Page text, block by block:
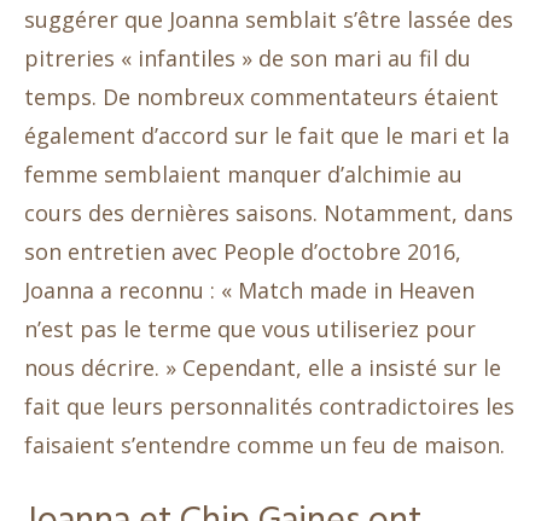
suggérer que Joanna semblait s’être lassée des
pitreries « infantiles » de son mari au fil du
temps. De nombreux commentateurs étaient
également d’accord sur le fait que le mari et la
femme semblaient manquer d’alchimie au
cours des dernières saisons. Notamment, dans
son entretien avec People d’octobre 2016,
Joanna a reconnu : « Match made in Heaven
n’est pas le terme que vous utiliseriez pour
nous décrire. » Cependant, elle a insisté sur le
fait que leurs personnalités contradictoires les
faisaient s’entendre comme un feu de maison.